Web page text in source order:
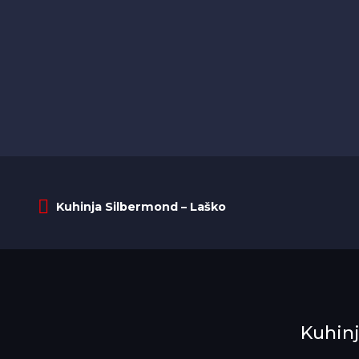
Kuhinja Silbermond – Laško